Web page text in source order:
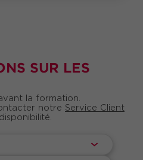
SUR LES
la formation.
notre Service Client